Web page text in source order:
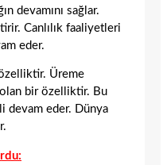
devamını sağlar.
Canlılık faaliyetleri
eder.
Üreme
olan bir özelliktir. Bu
devam eder. Dünya